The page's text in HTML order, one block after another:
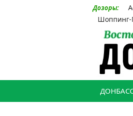
Дозоры:
Шоппинг-